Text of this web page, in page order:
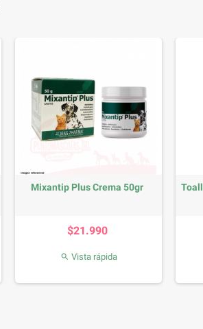
Mixantip Plus Crema 50gr
$21.990
 Vista rápida